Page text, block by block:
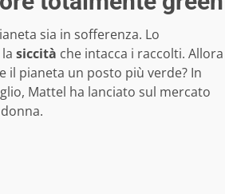
sia in sofferenza. Lo
siccità che intacca i raccolti. Allora
pianeta un posto più verde? In
Mattel ha lanciato sul mercato